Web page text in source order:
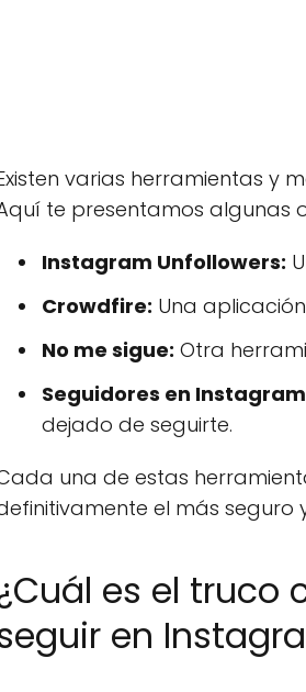
varias herramientas y
te presentamos algunas
Instagram Unfollowers:
Crowdfire: Una
No me sigue: Otra
Seguidores en
dejado de seguirte.
una de estas
el más seguro
es el truco
en